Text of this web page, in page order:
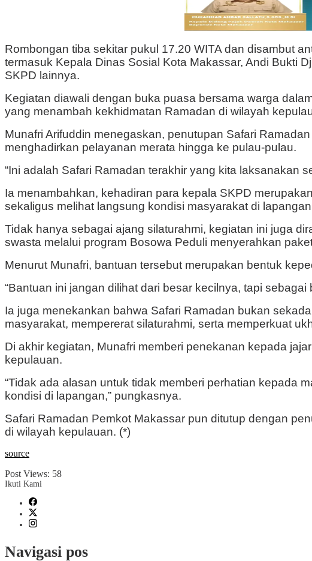
Rombongan tiba sekitar pukul 17.20 WITA dan disambut
termasuk Kepala Dinas Sosial Kota Makassar, Andi Bukti
SKPD lainnya.
Kegiatan diawali dengan buka puasa bersama warga
yang menambah kekhidmatan Ramadan di wilayah
Munafri Arifuddin menegaskan, penutupan Safari
menghadirkan pelayanan merata hingga ke pulau-pulau.
“Ini adalah Safari Ramadan terakhir yang kita laksanakan
Ia menambahkan, kehadiran para kepala SKPD
sekaligus melihat langsung kondisi masyarakat di
Tidak hanya sebagai ajang silaturahmi, kegiatan ini juga
swasta melalui program Bosowa Peduli menyerahkan
Menurut Munafri, bantuan tersebut merupakan bentuk
“Bantuan ini jangan dilihat dari besar kecilnya, tapi
Ia juga menekankan bahwa Safari Ramadan bukan
masyarakat, mempererat silaturahmi, serta memperkuat
Di akhir kegiatan, Munafri memberi penekanan kepada
kepulauan.
“Tidak ada alasan untuk tidak memberi perhatian kepada
kondisi di lapangan,” pungkasnya.
Safari Ramadan Pemkot Makassar pun ditutup dengan
di wilayah kepulauan. (*)
source
Post Views: 58
Ikuti Kami
Navigasi pos